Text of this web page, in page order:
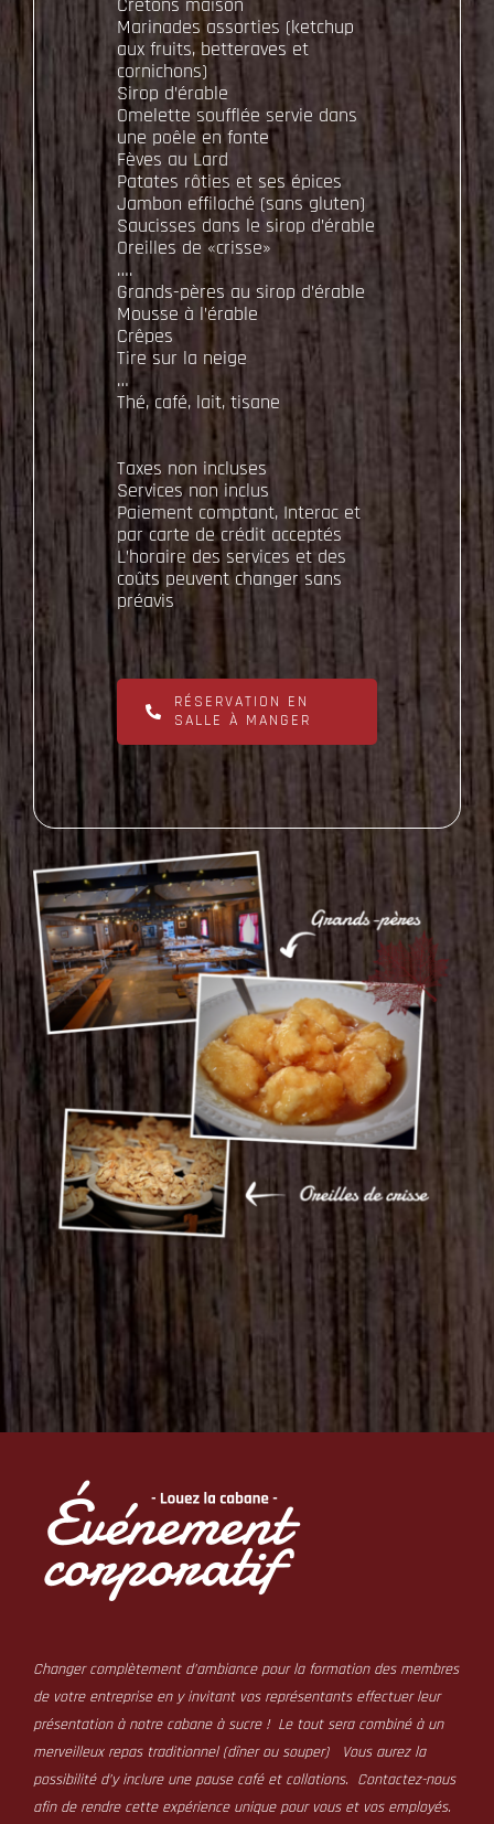
Cretons maison
Marinades assorties (ketchup
aux fruits, betteraves et
cornichons)
Sirop d’érable
Omelette soufflée servie dans
une poêle en fonte
Fèves au Lard
Patates rôties et ses épices
Jambon effiloché (sans gluten)
Saucisses dans le sirop d’érable
Oreilles de «crisse»
….
Grands-pères au sirop d’érable
Mousse à l’érable
Crêpes
Tire sur la neige
…
Thé, café, lait, tisane
Taxes non incluses
Services non inclus
Paiement comptant, Interac et
par carte de crédit acceptés
L’horaire des services et des
coûts peuvent changer sans
préavis
RÉSERVATION EN
SALLE À MANGER
Changer complètement d’ambiance pour la formation des membres
de votre entreprise en y invitant vos représentants effectuer leur
présentation à notre cabane à sucre ! Le tout sera combiné à un
merveilleux repas traditionnel (dîner ou souper) Vous aurez la
possibilité d’y inclure une pause café et collations. Contactez-nous
afin de rendre cette expérience unique pour vous et vos employés.